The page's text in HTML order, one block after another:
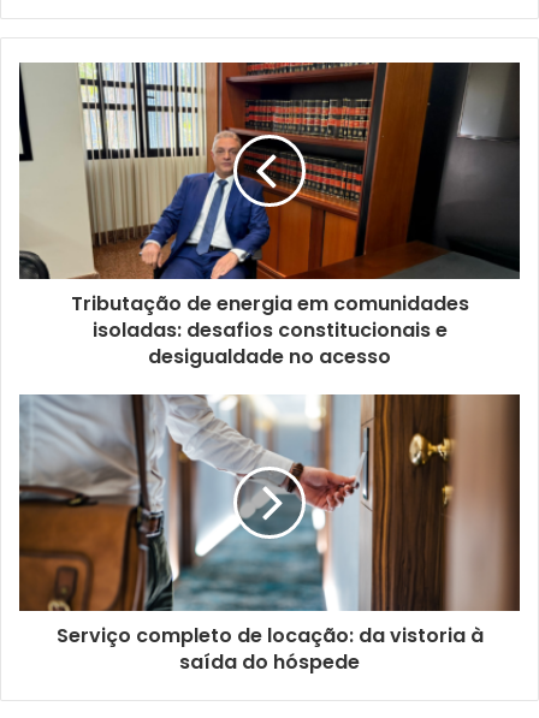
Tributação de energia em comunidades
isoladas: desafios constitucionais e
desigualdade no acesso
Serviço completo de locação: da vistoria à
saída do hóspede